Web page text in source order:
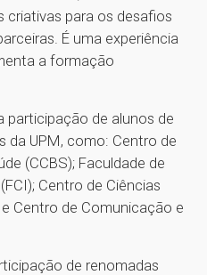
criativas para os desafios
É uma experiência
a formação
participação de alunos de
da UPM, como: Centro de
(CCBS); Faculdade de
Centro de Ciências
Centro de Comunicação e
de renomadas